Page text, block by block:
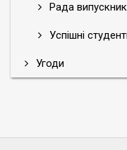
Рада
Успішні
Угоди